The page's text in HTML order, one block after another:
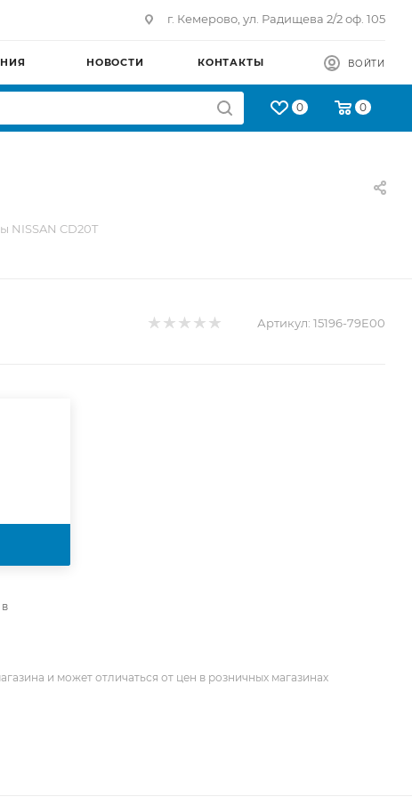
г. Кемерово, ул. Радищева 2/2 оф. 105
НОВОСТИ КОНТАКТЫ ВОЙТИ
0 0
NISSAN CD20T
Артикул: 15196-79E00
и может отличаться от цен в розничных магазинах